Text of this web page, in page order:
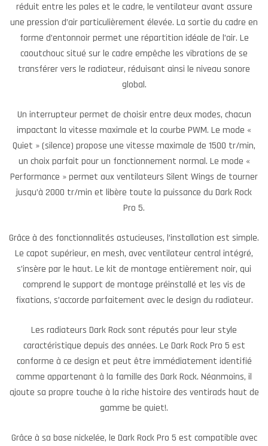
réduit entre les pales et le cadre, le ventilateur avant assure
une pression d’air particulièrement élevée. La sortie du cadre en
forme d’entonnoir permet une répartition idéale de l’air. Le
caoutchouc situé sur le cadre empêche les vibrations de se
transférer vers le radiateur, réduisant ainsi le niveau sonore
global.
Un interrupteur permet de choisir entre deux modes, chacun
impactant la vitesse maximale et la courbe PWM. Le mode «
Quiet » (silence) propose une vitesse maximale de 1500 tr/min,
un choix parfait pour un fonctionnement normal. Le mode «
Performance » permet aux ventilateurs Silent Wings de tourner
jusqu’à 2000 tr/min et libère toute la puissance du Dark Rock
Pro 5.
Grâce à des fonctionnalités astucieuses, l’installation est simple.
Le capot supérieur, en mesh, avec ventilateur central intégré,
s’insère par le haut. Le kit de montage entièrement noir, qui
comprend le support de montage préinstallé et les vis de
fixations, s’accorde parfaitement avec le design du radiateur.
Les radiateurs Dark Rock sont réputés pour leur style
caractéristique depuis des années. Le Dark Rock Pro 5 est
conforme à ce design et peut être immédiatement identifié
comme appartenant à la famille des Dark Rock. Néanmoins, il
ajoute sa propre touche à la riche histoire des ventirads haut de
gamme be quiet!.
Grâce à sa base nickelée, le Dark Rock Pro 5 est compatible avec